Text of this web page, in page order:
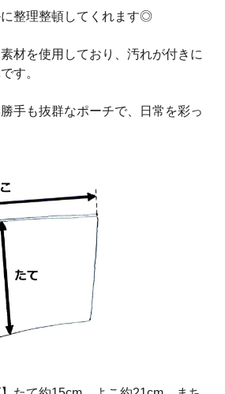
整理整頓してくれます◎
材を使用しており、汚れが付きに
す。
手も抜群なポーチで、日常を彩っ